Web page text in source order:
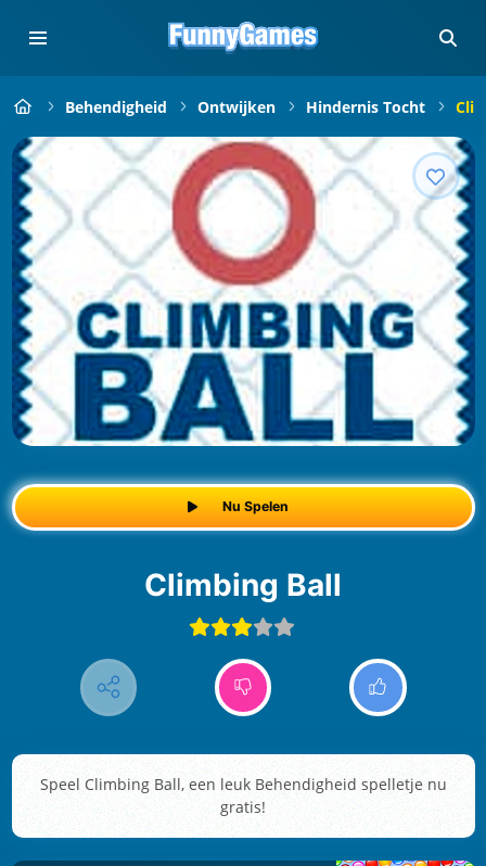
Behendigheid Ontwijken Hindernis Tocht
Nu Spelen
Climbing Ball
Speel Climbing Ball, een leuk Behendigheid spelletje nu
gratis!